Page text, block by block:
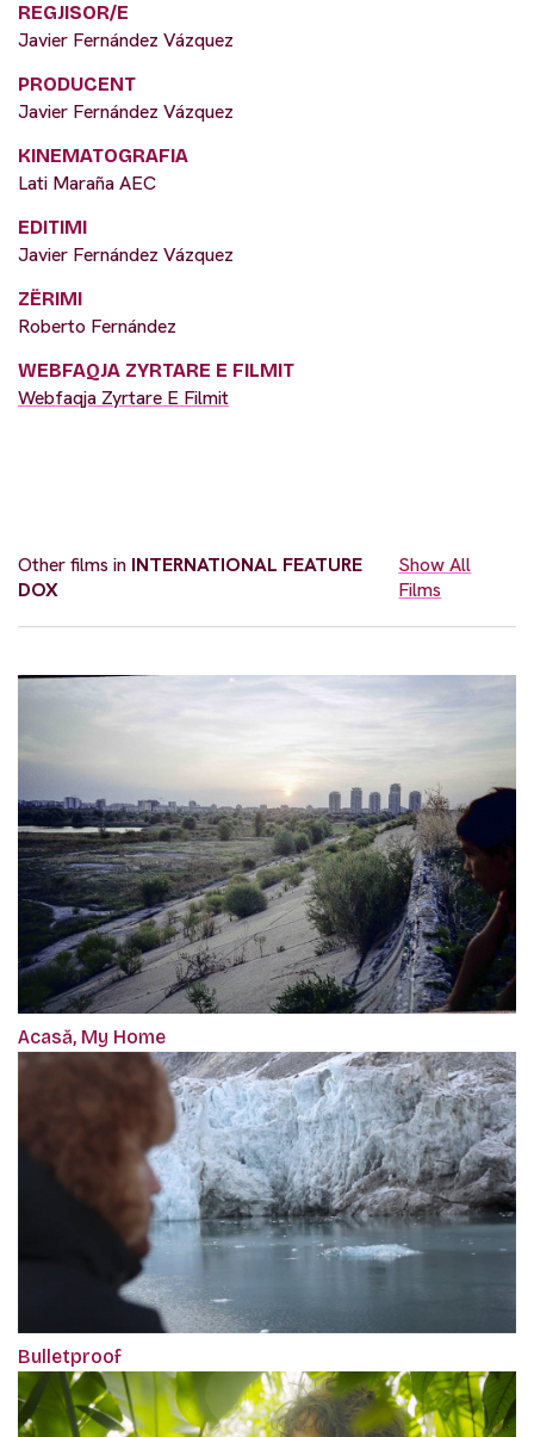
REGJISOR/E
Javier Fernández Vázquez
PRODUCENT
Javier Fernández Vázquez
KINEMATOGRAFIA
Lati Maraña AEC
EDITIMI
Javier Fernández Vázquez
ZËRIMI
Roberto Fernández
WEBFAQJA ZYRTARE E FILMIT
Webfaqja Zyrtare E Filmit
Other films in INTERNATIONAL FEATURE
DOX
Show All
Films
Acasă, My Home
Bulletproof